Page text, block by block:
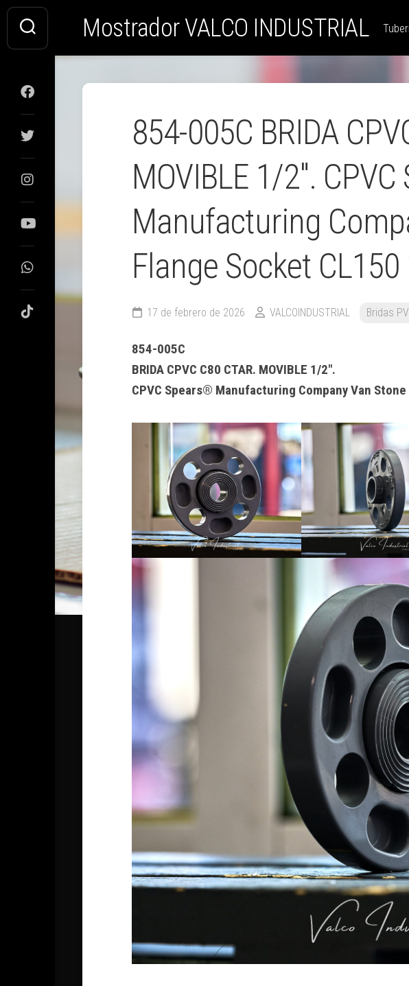
Saltar
contenido
Mostrador VALCO INDUSTRIAL
854-005C BRIDA
MOVIBLE 1/2″.
Manufacturing
Flange Socket
17 de febrero de 2026 VALCOINDUSTRIAL Bridas
854-005C
BRIDA CPVC C80 CTAR. MOVIBLE 1/2″.
CPVC Spears® Manufacturing Company Van